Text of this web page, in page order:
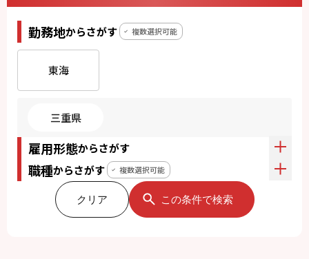
勤務地からさがす 複数選択可能
東海
三重県
雇用形態からさがす
職種からさがす 複数選択可能
クリア この条件で検索